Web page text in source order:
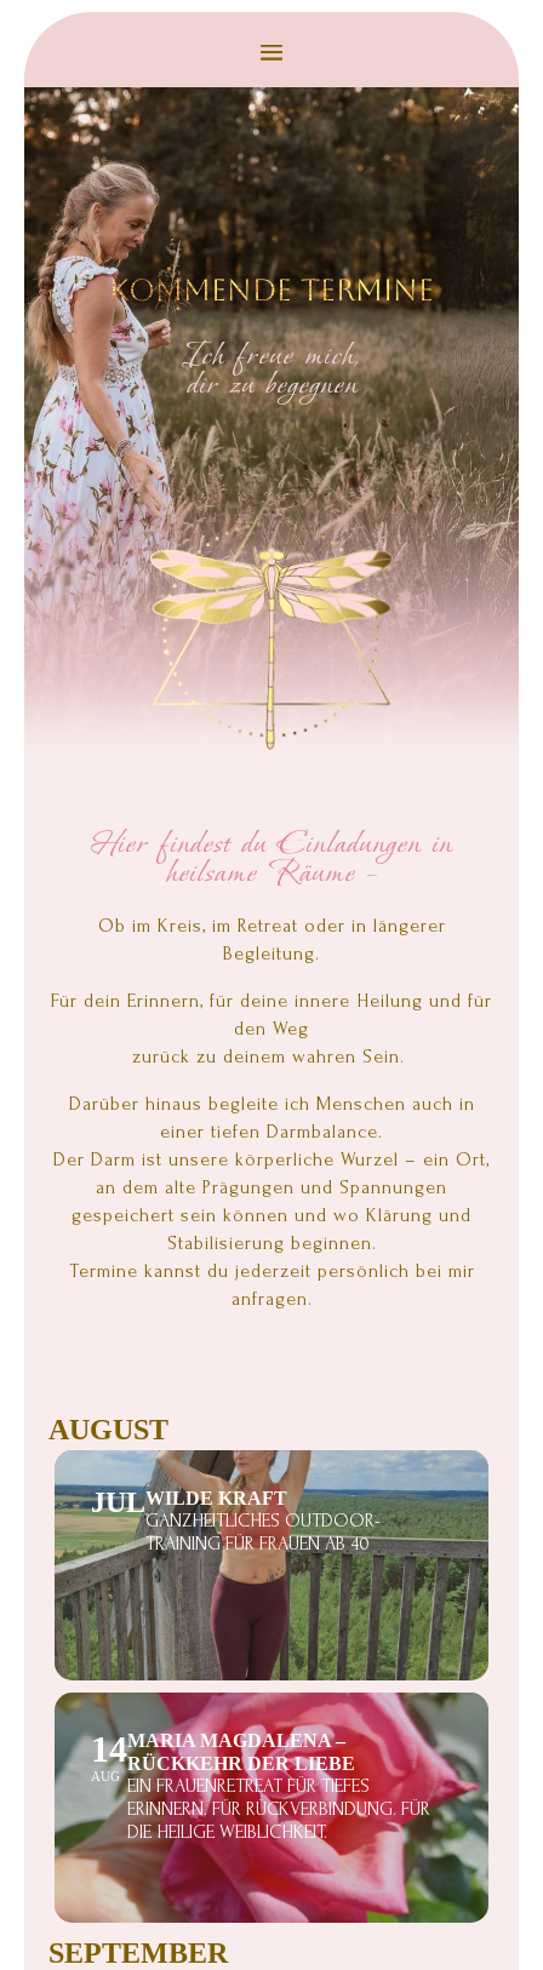
Kommende Termine
Ich freue mich,
dir zu begegnen
Hier findest du Einladungen in
heilsame Räume –
Ob im Kreis, im Retreat oder in längerer
Begleitung.
Für dein Erinnern, für deine innere Heilung und für
den Weg
zurück zu deinem wahren Sein.
Darüber hinaus begleite ich Menschen auch in
einer tiefen Darmbalance.
Der Darm ist unsere körperliche Wurzel – ein Ort,
an dem alte Prägungen und Spannungen
gespeichert sein können und wo Klärung und
Stabilisierung beginnen.
Termine kannst du jederzeit persönlich bei mir
anfragen.
AUGUST
JULWILDE KRAFT
GANZHEITLICHES OUTDOOR-
TRAINING FÜR FRAUEN AB 40
14
AUG
MARIA MAGDALENA –
RÜCKKEHR DER LIEBE
EIN FRAUENRETREAT FÜR TIEFES
ERINNERN. FÜR RÜCKVERBINDUNG. FÜR
DIE HEILIGE WEIBLICHKEIT.
SEPTEMBER